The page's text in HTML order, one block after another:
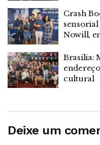
Crash
Nowill,
Brasília:
cultural
Deixe um